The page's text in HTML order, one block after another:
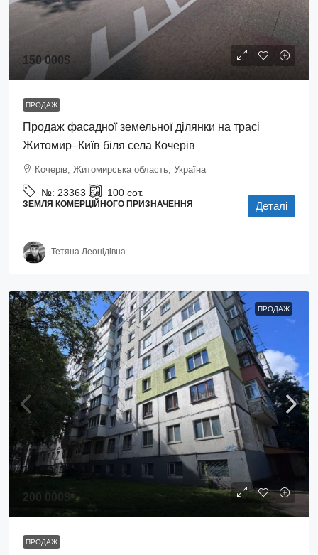
150 000$
ПРОДАЖ
Продаж фасадної земельної ділянки на трасі
Житомир–Київ біля села Кочерів
Кочерів, Житомирська область, Україна
№: 23363 100 сот.
ЗЕМЛЯ КОМЕРЦІЙНОГО ПРИЗНАЧЕННЯ Деталі
Тетяна Леонідівна
ПРОДАЖ
200 000$
ПРОДАЖ